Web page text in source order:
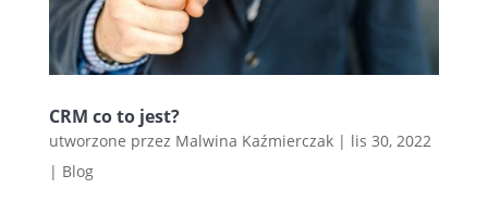
CRM co to jest?
utworzone przez Malwina Kaźmierczak| lis 30, 2022
| Blog